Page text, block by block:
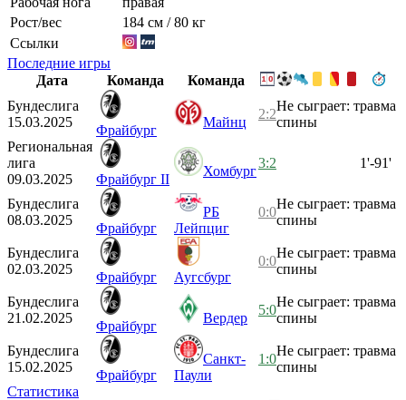
Рост/вес
184 см / 80 кг
Ссылки
Последние игры
Дата
Команда
Команда
Бундеслига
15.03.2025
Фрайбург
Майнц
2:2
Не сыграет: травма
спины
Региональная
лига
09.03.2025
Фрайбург II
Хомбург
3:2 1'-91'
Бундеслига
08.03.2025
Фрайбург
РБ
Лейпциг
0:0
Не сыграет: травма
спины
Бундеслига
02.03.2025
Фрайбург Аугсбург
0:0
Не сыграет: травма
спины
Бундеслига
21.02.2025
Фрайбург
Вердер
5:0
Не сыграет: травма
спины
Бундеслига
15.02.2025
Фрайбург
Санкт-
Паули
1:0
Не сыграет: травма
спины
Статистика